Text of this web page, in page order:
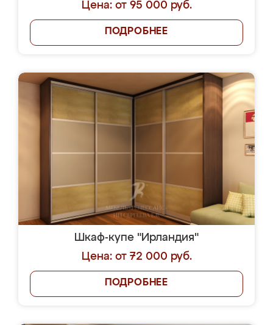
Цена: от 95 000 руб.
ПОДРОБНЕЕ
Шкаф-купе "Ирландия"
Цена: от 72 000 руб.
ПОДРОБНЕЕ